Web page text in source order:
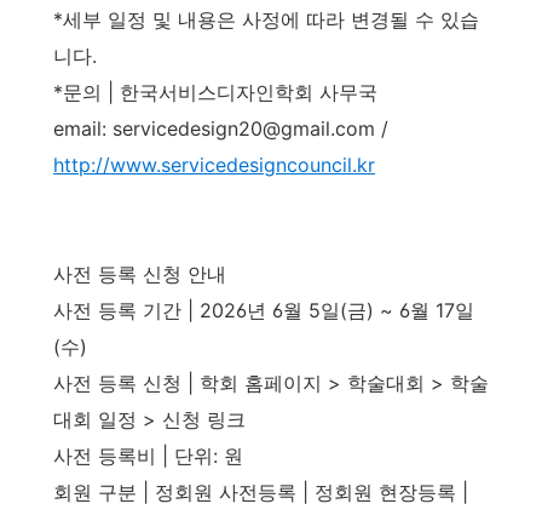
*세부 일정 및 내용은 사정에 따라 변경될 수 있습
니다.
*문의 | 한국서비스디자인학회 사무국
email: servicedesign20@gmail.com /
http://www.servicedesigncouncil.kr
사전 등록 신청 안내
사전 등록 기간 | 2026년 6월 5일(금) ~ 6월 17일
(수)
사전 등록 신청 | 학회 홈페이지 > 학술대회 > 학술
대회 일정 > 신청 링크
사전 등록비 | 단위: 원
회원 구분 | 정회원 사전등록 | 정회원 현장등록 |